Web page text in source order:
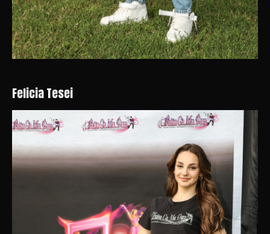
Felicia Tesei